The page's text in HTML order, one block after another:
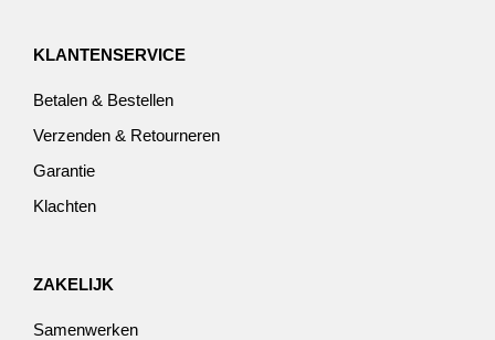
KLANTENSERVICE
Betalen & Bestellen
Verzenden & Retourneren
Garantie
Klachten
ZAKELIJK
Samenwerken